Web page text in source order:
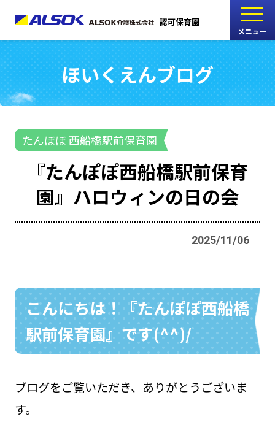
認可保育園
メニュー
こどもの家
志木中宗岡保育園
たんぽぽ
西船橋駅前保育園
たんぽぽ
海神町南保育園
048-631-3721 お問い合わせ
ほいくえんブログ
たんぽぽ 西船橋駅前保育園
『たんぽぽ西船橋駅前保育
園』ハロウィンの日の会
2025/11/06
こんにちは！『たんぽぽ西船橋
駅前保育園』です(^^)/
ブログをご覧いただき、ありがとうございま
す。